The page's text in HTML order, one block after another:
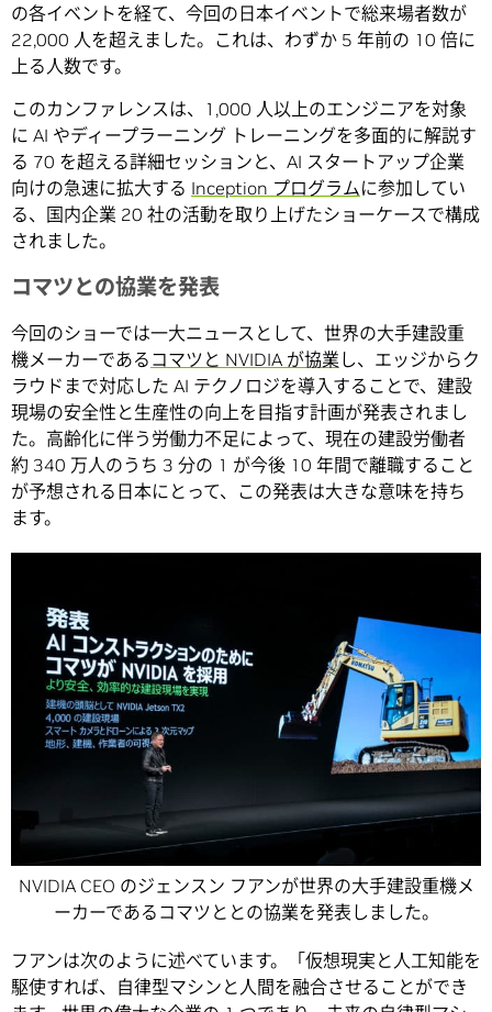
の各イベントを経て、今回の日本イベントで総来場者数が
22,000 人を超えました。これは、わずか 5 年前の 10 倍に
上る人数です。
このカンファレンスは、1,000 人以上のエンジニアを対象
に AI やディープラーニング トレーニングを多面的に解説す
る 70 を超える詳細セッションと、AI スタートアップ企業
向けの急速に拡大する Inception プログラムに参加してい
る、国内企業 20 社の活動を取り上げたショーケースで構成
されました。
コマツとの協業を発表
今回のショーでは一大ニュースとして、世界の大手建設重
機メーカーである コマツと NVIDIA が協業 し、エッジからク
ラウドまで対応した AI テクノロジを導入することで、建設
現場の安全性と生産性の向上を目指す計画が発表されまし
た。高齢化に伴う労働力不足によって、現在の建設労働者
約 340 万人のうち 3 分の 1 が今後 10 年間で離職すること
が予想される日本にとって、この発表は大きな意味を持ち
ます。
NVIDIA CEO のジェンスン フアンが世界の大手建設重機メ
ーカーであるコマツととの協業を発表しました。
フアンは次のように述べています。「仮想現実と人工知能を
駆使すれば、自律型マシンと人間を融合させることができ